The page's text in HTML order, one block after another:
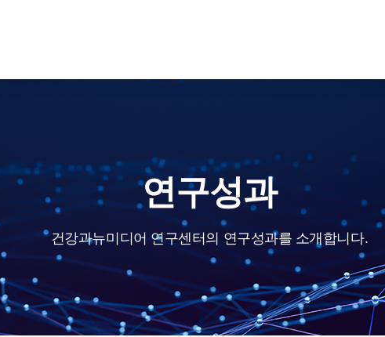
연구성과
건강과뉴미디어 연구센터의 연구성과를 소개합니다.